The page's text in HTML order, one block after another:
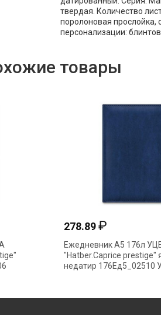
твердая. Количество
поролоновая прослойка,
персонализации:
товары
278.89₽
Ежедневник А5 176л
"Hatber.Caprice prestige"
недатир 176Ед5_02510